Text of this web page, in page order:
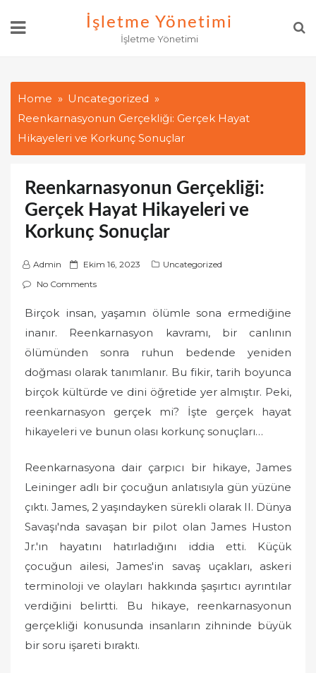
İşletme Yönetimi
İşletme Yönetimi
Home
Uncategorized
Reenkarnasyonun Gerçekliği: Gerçek Hayat
Hikayeleri ve Korkunç Sonuçlar
Reenkarnasyonun Gerçekliği:
Gerçek Hayat Hikayeleri ve
Korkunç Sonuçlar
Admin
P
o
t
e
d
Ekim 16, 2023
Uncategorized
No Comments
Birçok insan, yaşamın ölümle sona ermediğine
inanır. Reenkarnasyon kavramı, bir canlının
ölümünden sonra ruhun bedende yeniden
doğması olarak tanımlanır. Bu fikir, tarih boyunca
birçok kültürde ve dini öğretide yer almıştır. Peki,
reenkarnasyon gerçek mi? İşte gerçek hayat
hikayeleri ve bunun olası korkunç sonuçları…
Reenkarnasyona dair çarpıcı bir hikaye, James
Leininger adlı bir çocuğun anlatısıyla gün yüzüne
çıktı. James, 2 yaşındayken sürekli olarak II. Dünya
Savaşı'nda savaşan bir pilot olan James Huston
Jr.'ın hayatını hatırladığını iddia etti. Küçük
çocuğun ailesi, James'in savaş uçakları, askeri
terminoloji ve olayları hakkında şaşırtıcı ayrıntılar
verdiğini belirtti. Bu hikaye, reenkarnasyonun
gerçekliği konusunda insanların zihninde büyük
bir soru işareti bıraktı.